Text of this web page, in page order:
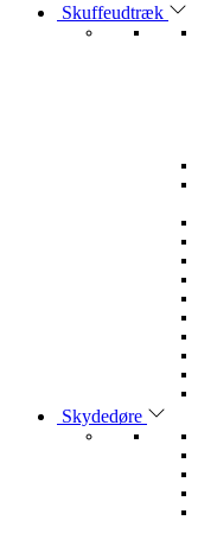
Skuffeudtræk
Skydedøre